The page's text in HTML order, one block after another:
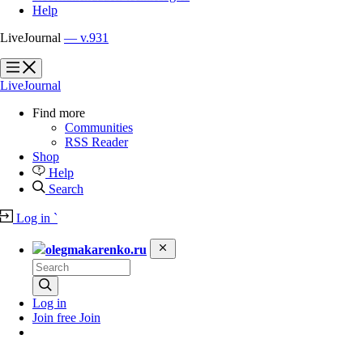
Help
LiveJournal — v.931
?
?
LiveJournal
Find more
Communities
RSS Reader
Shop
Help
Search
Log in `
olegmakarenko.ru
Log in
Join free Join